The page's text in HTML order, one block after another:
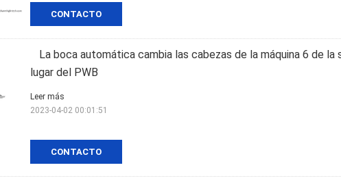
CONTACTO
La boca automática cambia las cabezas de la máquina 6 de la
lugar del PWB
CONTACTO
Leer más
2023-04-02 00:01:51